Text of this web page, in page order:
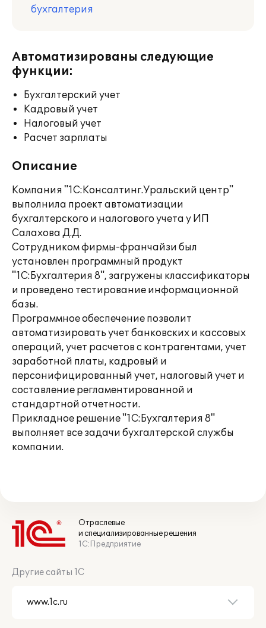
бухгалтерия
Автоматизированы следующие
функции:
Бухгалтерский учет
Кадровый учет
Налоговый учет
Расчет зарплаты
Описание
Компания "1С:Консалтинг.Уральский центр"
выполнила проект автоматизации
бухгалтерского и налогового учета у ИП
Салахова Д.Д.
Сотрудником фирмы-франчайзи был
установлен программный продукт
"1С:Бухгалтерия 8", загружены классификаторы
и проведено тестирование информационной
базы.
Программное обеспечение позволит
автоматизировать учет банковских и кассовых
операций, учет расчетов с контрагентами, учет
заработной платы, кадровый и
персонифицированный учет, налоговый учет и
составление регламентированной и
стандартной отчетности.
Прикладное решение "1С:Бухгалтерия 8"
выполняет все задачи бухгалтерской службы
компании.
Отраслевые
и специализированные решения
1С:Предприятие
Другие сайты 1С